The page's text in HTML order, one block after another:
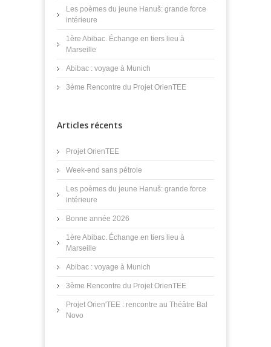
Les poèmes du jeune Hanuš: grande force
intérieure
1ère Abibac. Échange en tiers lieu à
Marseille
Abibac : voyage à Munich
3ème Rencontre du Projet OrienTEE
Articles récents
Projet OrienTEE
Week-end sans pétrole
Les poèmes du jeune Hanuš: grande force
intérieure
Bonne année 2026
1ère Abibac. Échange en tiers lieu à
Marseille
Abibac : voyage à Munich
3ème Rencontre du Projet OrienTEE
Projet Orien'TEE : rencontre au Théâtre Bal
Novo